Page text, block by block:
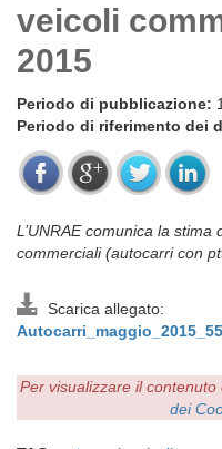
veicoli
2015
Periodo di pubblicazione:
Periodo di riferimento dei
L’UNRAE comunica la
commerciali (autocarri con
Scarica allegato:
Per visualizzare il contenuto
dei